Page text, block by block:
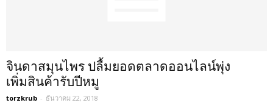
จินดาสมุนไพร ปลื้มยอดตลาดออนไลน์พุ่ง
เพิ่มสินค้ารับปีหมู
torzkrub - ธันวาคม 22, 2018